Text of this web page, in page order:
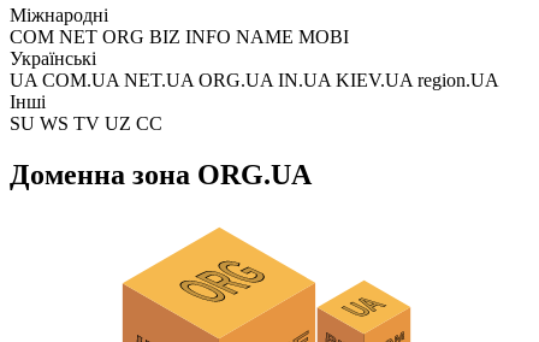
Міжнародні
COM NET ORG BIZ INFO NAME MOBI
Українські
UA COM.UA NET.UA ORG.UA IN.UA KIEV.UA region.UA
Інші
SU WS TV UZ CC
Доменна зона ORG.UA